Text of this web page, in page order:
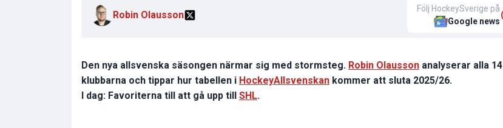
Robin Olausson
Följ HockeySverige på
Google news
Den nya allsvenska säsongen närmar sig med stormsteg. Robin Olausson analyserar alla 14
klubbarna och tippar hur tabellen i HockeyAllsvenskan kommer att sluta 2025/26.
I dag: Favoriterna till att gå upp till SHL.